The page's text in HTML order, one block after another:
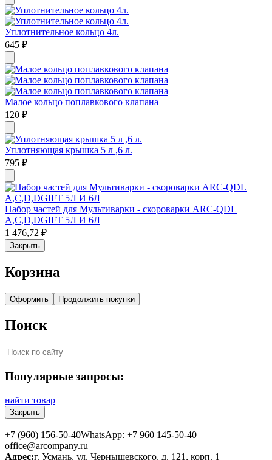
Уплотнительное кольцо 4л.
645 ₽
Малое кольцо поплавкового клапана
120 ₽
Уплотняющая крышка 5 л ,6 л.
795 ₽
Набор частей для Мультиварки - скороварки ARC-QDL
A,C,D,DGIFT 5Л И 6Л
1 476,72 ₽
Закрыть
Корзина
Оформить Продолжить покупки
Поиск
Популярные запросы:
найти товар
Закрыть
+7 (960) 156-50-40WhatsApp: +7 960 145-50-40
office@arcompany.ru
Адрес:г. Усмань, ул. Чернышевского, д. 121, корп. 1